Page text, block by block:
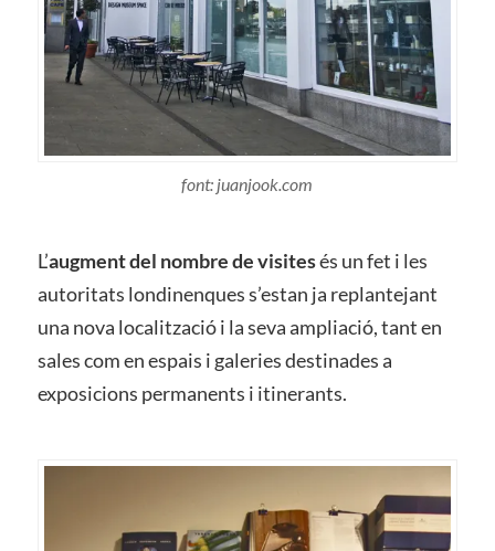
font: juanjook.com
L’augment del nombre de visitesés un fet i les
autoritats londinenques s’estan ja replantejant
una nova localització i la seva ampliació, tant en
sales com en espais i galeries destinades a
exposicions permanents i itinerants.